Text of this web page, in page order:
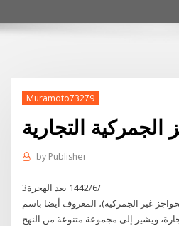
Muramoto73279
الجمركية التجارية
by Publisher
3‏‏/6‏‏/1442 بعد الهجرة
غير الجمركية)، المعروف أيضا باسم
ويشير إلى مجموعة متنوعة من النهج